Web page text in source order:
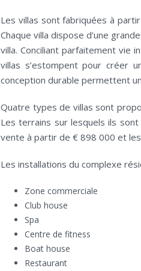
Les villas sont fabriquées à
Chaque villa dispose d’une
villa. Conciliant parfaitement
villas s’estompent pour créer
conception durable permettent
Quatre types de villas sont
Les terrains sur lesquels ils
vente à partir de € 898 000 et les
Les installations du complexe
Zone commerciale
Club house
Spa
Centre de fitness
Boat house
Restaurant